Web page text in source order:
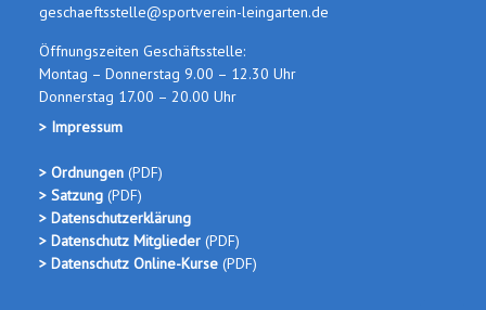
geschaeftsstelle@sportverein-leingarten.de
Öffnungszeiten Geschäftsstelle:
Montag – Donnerstag 9.00 – 12.30 Uhr
Donnerstag 17.00 – 20.00 Uhr
> Impressum
> Ordnungen (PDF)
> Satzung (PDF)
> Datenschutzerklärung
> Datenschutz Mitglieder (PDF)
> Datenschutz Online-Kurse (PDF)